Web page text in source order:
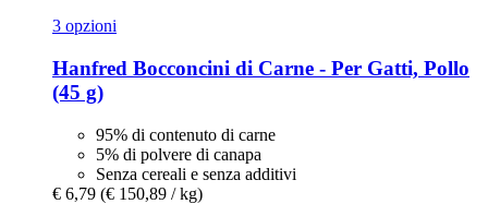
3 opzioni
Hanfred Bocconcini di Carne -​ Per Gatti, Pollo
(45 g)
95% di contenuto di carne
5% di polvere di canapa
Senza cereali e senza additivi
€ 6,79 (€ 150,89 / kg)